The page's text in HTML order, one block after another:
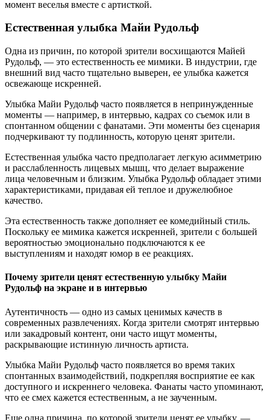
момент веселья вместе с артисткой.
Естественная улыбка Майи Рудольф
Одна из причин, по которой зрители восхищаются Майей
Рудольф, — это естественность ее мимики. В индустрии, где
внешний вид часто тщательно выверен, ее улыбка кажется
освежающе искренней.
Улыбка Майи Рудольф часто появляется в непринужденные
моменты — например, в интервью, кадрах со съемок или в
спонтанном общении с фанатами. Эти моменты без сценария
подчеркивают ту подлинность, которую ценят зрители.
Естественная улыбка часто предполагает легкую асимметрию
и расслабленность лицевых мышц, что делает выражение
лица человечным и близким. Улыбка Рудольф обладает этими
характеристиками, придавая ей теплое и дружелюбное
качество.
Эта естественность также дополняет ее комедийный стиль.
Поскольку ее мимика кажется искренней, зрители с большей
вероятностью эмоционально подключаются к ее
выступлениям и находят юмор в ее реакциях.
Почему зрители ценят естественную улыбку Майи
Рудольф на экране и в интервью
Аутентичность — одно из самых ценимых качеств в
современных развлечениях. Когда зрители смотрят интервью
или закадровый контент, они часто ищут моменты,
раскрывающие истинную личность артиста.
Улыбка Майи Рудольф часто появляется во время таких
спонтанных взаимодействий, подкрепляя восприятие ее как
доступного и искреннего человека. Фанаты часто упоминают,
что ее смех кажется естественным, а не заученным.
Еще одна причина, по которой зрители ценят ее улыбку, —